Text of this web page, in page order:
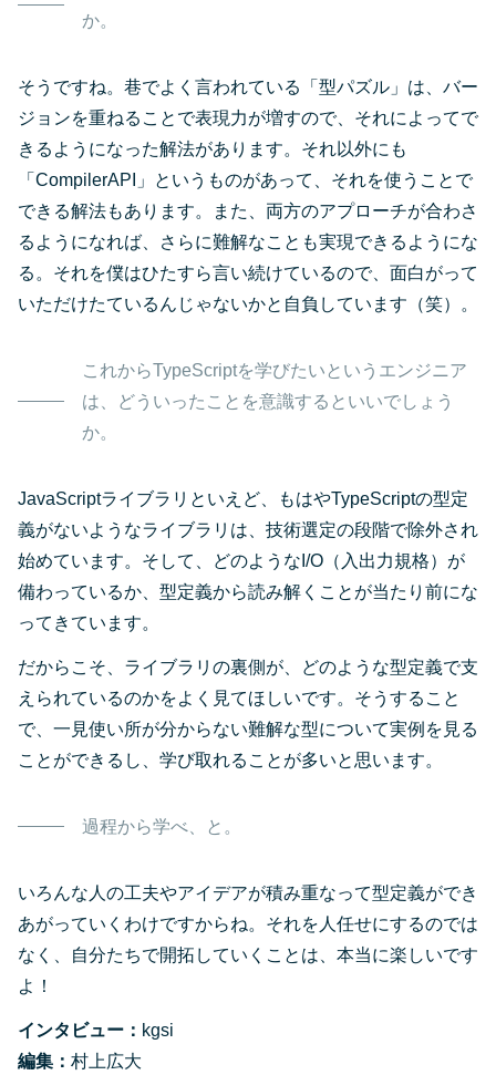
か。
そうですね。巷でよく言われている「型パズル」は、バー
ジョンを重ねることで表現力が増すので、それによってで
きるようになった解法があります。それ以外にも
「CompilerAPI」というものがあって、それを使うことで
できる解法もあります。また、両方のアプローチが合わさ
るようになれば、さらに難解なことも実現できるようにな
る。それを僕はひたすら言い続けているので、面白がって
いただけたているんじゃないかと自負しています（笑）。
これからTypeScriptを学びたいというエンジニア
は、どういったことを意識するといいでしょう
か。
JavaScriptライブラリといえど、もはやTypeScriptの型定
義がないようなライブラリは、技術選定の段階で除外され
始めています。そして、どのようなI/O（入出力規格）が
備わっているか、型定義から読み解くことが当たり前にな
ってきています。
だからこそ、ライブラリの裏側が、どのような型定義で支
えられているのかをよく見てほしいです。そうすること
で、一見使い所が分からない難解な型について実例を見る
ことができるし、学び取れることが多いと思います。
過程から学べ、と。
いろんな人の工夫やアイデアが積み重なって型定義ができ
あがっていくわけですからね。それを人任せにするのでは
なく、自分たちで開拓していくことは、本当に楽しいです
よ！
インタビュー： kgsi
編集： 村上広大